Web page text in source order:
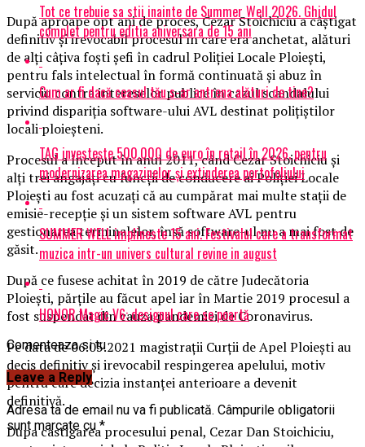
După aproape opt ani de proces, Cezar Stoichiciu a câștigat
definitiv și irevocabil procesul în care era anchetat, alături
de alți câțiva foști șefi în cadrul Poliției Locale Ploiești,
pentru fals intelectual în formă continuată și abuz în
serviciu contra intereselor publice în cazul scandalului
privind dispariția software-ului AVL destinat polițiștilor
locali ploieșteni.
Procesul a început în anul 2011, când Cezar Stoichiciu și
alți trei angajați cu funcții de conducere ai Poliției Locale
Ploiești au fost acuzați că au cumpărat mai multe stații de
emisie-recepție și un sistem software AVL pentru
gestionarea terminalelor, însă software-ul nu a mai fost de
găsit.
După ce fusese achitat în 2019 de către Judecătoria
Ploiești, părțile au făcut apel iar în Martie 2019 procesul a
fost suspendat din cauza pandemiei de Coronavirus.
Pe data de 06.05.2021 magistrații Curții de Apel Ploiești au
decis definitiv și irevocabil respingerea apelului, motiv
pentru care decizia instanței anterioare a devenit
definitivă.
Dupa castigarea procesului penal, Cezar Dan Stoichiciu,
Tot ce trebuie sa stii inainte de Summer Well 2026. Ghidul
complet pentru editia aniversara de 15 ani
Cum ar fi dacă ceasul tău s-ar antrena alături de tine?
TAG investește 500.000 de euro în retail în 2026, pentru
modernizarea magazinelor și extinderea portofoliului
SUMMER WELL implineste 15 ani. Festivalul care a transformat
muzica intr-un univers cultural revine in august
HONOR Magic V6: designul care se poartă
Comenteaza si tu
Leave a Reply
Adresa ta de email nu va fi publicată. Câmpurile obligatorii
sunt marcate cu *